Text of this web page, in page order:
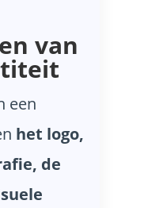
van
een
het logo,
de